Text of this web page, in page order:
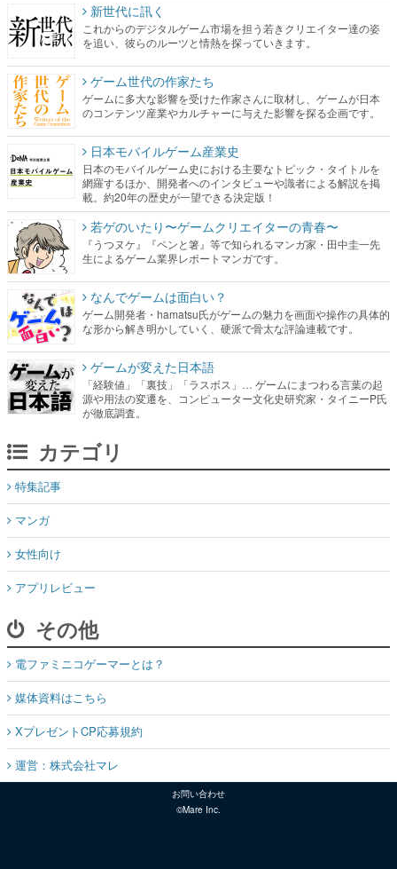
新世代に訊く
これからのデジタルゲーム市場を担う若きクリエイター達の姿
を追い、彼らのルーツと情熱を探っていきます。
ゲーム世代の作家たち
ゲームに多大な影響を受けた作家さんに取材し、ゲームが日本
のコンテンツ産業やカルチャーに与えた影響を探る企画です。
日本モバイルゲーム産業史
日本のモバイルゲーム史における主要なトピック・タイトルを
網羅するほか、開発者へのインタビューや識者による解説を掲
載。約20年の歴史が一望できる決定版！
若ゲのいたり〜ゲームクリエイターの青春〜
『うつヌケ』『ペンと箸』等で知られるマンガ家・田中圭一先
生によるゲーム業界レポートマンガです。
なんでゲームは面白い？
ゲーム開発者・hamatsu氏がゲームの魅力を画面や操作の具体的
な形から解き明かしていく、硬派で骨太な評論連載です。
ゲームが変えた日本語
「経験値」「裏技」「ラスボス」… ゲームにまつわる言葉の起
源や用法の変遷を、コンピューター文化史研究家・タイニーP氏
が徹底調査。
カテゴリ
特集記事
マンガ
女性向け
アプリレビュー
その他
電ファミニコゲーマーとは？
媒体資料はこちら
XプレゼントCP応募規約
運営：株式会社マレ
お問い合わせ
©Mare Inc.